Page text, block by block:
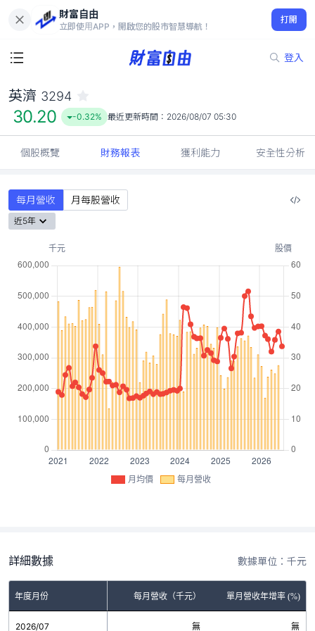
財富自由
立即使用APP，開啟您的股市智慧導航！
打開
登入
30.20
-0.32%
英濟 3294
30.20 -0.32% 最近更新時間： 2026/08/07 05:30
個股概覽 財務報表 獲利能力 安全性分析
每月營收 月每股營收
近5年
月均價 每月營收
詳細數據 數據單位：千元
年度月份 每月營收（千元） 單月營收年增率 (%)
2026/07 無 無